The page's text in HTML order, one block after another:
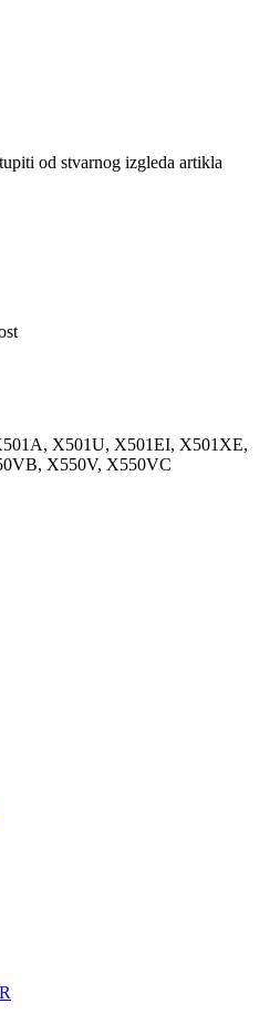
od stvarnog izgleda artikla
X501U, X501EI, X501XE,
X550V, X550VC